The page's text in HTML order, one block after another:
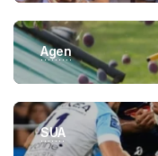
Agen
SUA